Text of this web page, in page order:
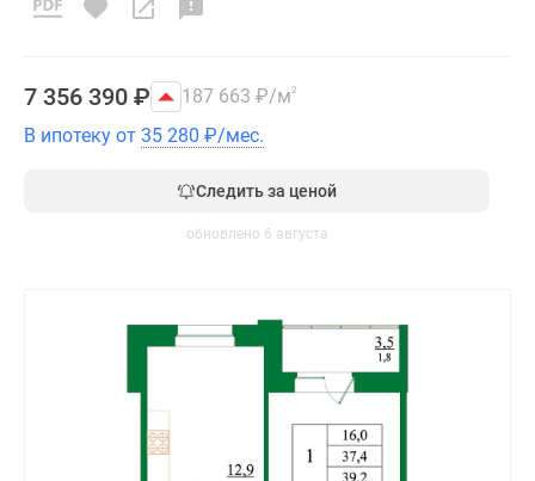
7 356 390 ₽ 187 663 ₽/м2
В ипотеку от 35 280 ₽/мес.
Следить за ценой
обновлено 6 августа